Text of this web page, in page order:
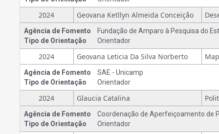
2024 Geovana Ketllyn Almeida Conceição
Agência de Fomento
Fundação de Amparo à Pesquisa do
Tipo de Orientação
Orientador
2024 Geovana Leticia Da Silva Norberto
Agência de Fomento
SAE - Unicamp
Tipo de Orientação
Orientador
2024 Glaucia Catalina
Agência de Fomento
Coordenação de Aperfeiçoamento de
Tipo de Orientação
Orientador